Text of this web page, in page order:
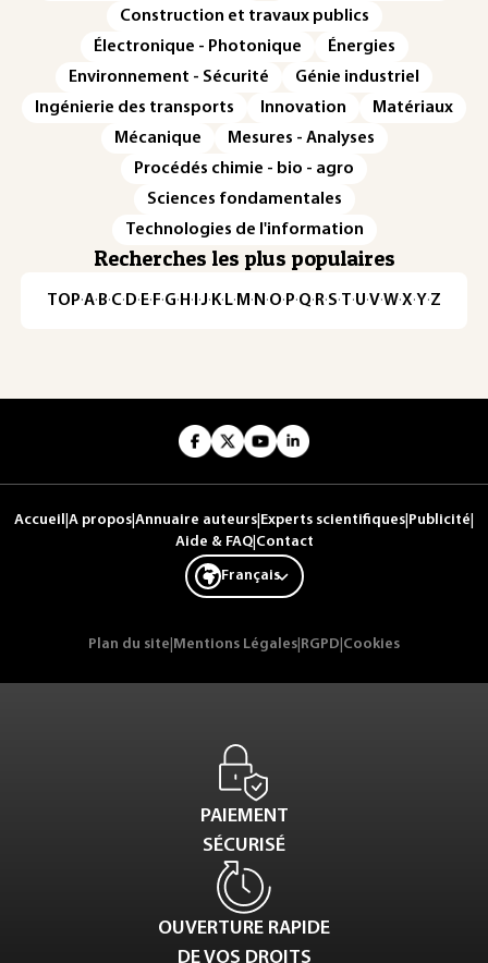
Construction et travaux publics
Électronique - Photonique
Énergies
Environnement - Sécurité
Génie industriel
Ingénierie des transports
Innovation
Matériaux
Mécanique
Mesures - Analyses
Procédés chimie - bio - agro
Sciences fondamentales
Technologies de l'information
Recherches les plus populaires
TOP·A·B·C· D· E· F·G· H · ·J· K· L· M · N ·O· P·Q· R·S·T·U·V·W·X·Y·Z
Accueil A propos Annuaire auteurs Experts scientifiques Publicité
Aide & FAQ| Contact
Français
Plan du site Mentions Légales RGPD Cookies
PAIEMENT
SÉCURISÉ
OUVERTURE RAPIDE
DE VOS DROITS